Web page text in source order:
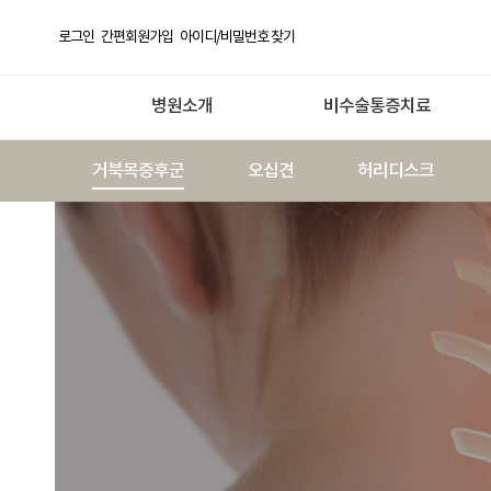
로그인 간편회원가입 아이디/비밀번호 찾기
병원소개 비수술통증치료
거북목증후군 오십견 허리디스크